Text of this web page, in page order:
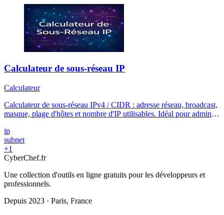
Calculateur de sous-réseau IP
Calculateur
Calculateur de sous-réseau IPv4 / CIDR : adresse réseau, broadcast,
masque, plage d'hôtes et nombre d'IP utilisables. Idéal pour admins
ip
subnet
+1
CyberChef.fr
Une collection d'outils en ligne gratuits pour les développeurs et
professionnels.
Depuis 2023 · Paris, France